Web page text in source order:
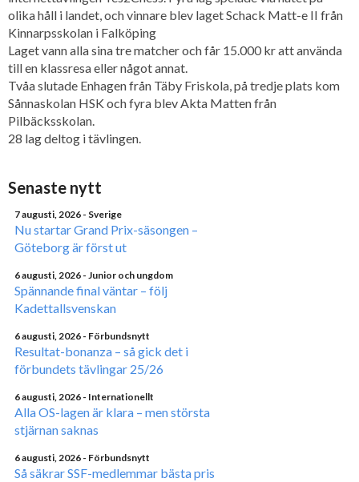
olika håll i landet, och vinnare blev laget Schack Matt-e II från
Kinnarpsskolan i Falköping
Laget vann alla sina tre matcher och får 15.000 kr att använda
till en klassresa eller något annat.
Tvåa slutade Enhagen från Täby Friskola, på tredje plats kom
Sånnaskolan HSK och fyra blev Akta Matten från
Pilbäcksskolan.
28 lag deltog i tävlingen.
Senaste nytt
7 augusti, 2026 - Sverige
Nu startar Grand Prix-säsongen –
Göteborg är först ut
6 augusti, 2026 - Junior och ungdom
Spännande final väntar – följ
Kadettallsvenskan
6 augusti, 2026 - Förbundsnytt
Resultat-bonanza – så gick det i
förbundets tävlingar 25/26
6 augusti, 2026 - Internationellt
Alla OS-lagen är klara – men största
stjärnan saknas
6 augusti, 2026 - Förbundsnytt
Så säkrar SSF-medlemmar bästa pris